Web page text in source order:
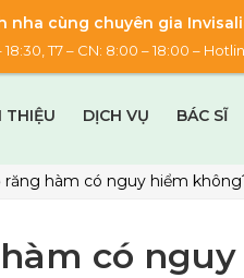
nha cùng chuyên gia
18:30, T7 – CN: 8:00 – 18:00 –
THIỆU DỊCH VỤ BÁC SĨ
răng hàm có nguy hiểm
có